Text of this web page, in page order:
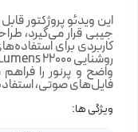
این ویدئو پروژکتور
کاربردی برای
واضح و پرنور را
فایل‌های صوتی،
ویژگی ها: